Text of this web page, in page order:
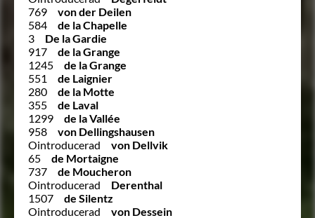
769
von der Deilen
584
de la Chapelle
3
De la Gardie
917
de la Grange
1245
de la Grange
551
de Laignier
280
de la Motte
355
de Laval
1299
de la Vallée
958
von Dellingshausen
Ointroducerad
von Dellvik
65
de Mortaigne
737
de Moucheron
Ointroducerad
Derenthal
1507
de Silentz
Ointroducerad
von Dessein